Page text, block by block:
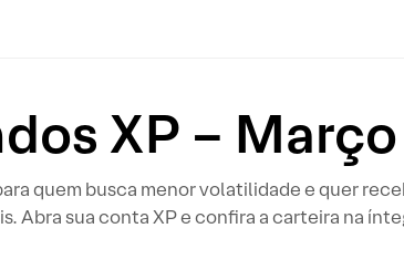
XP –
quem busca menor volatilidade e quer
Abra sua conta XP e confira a carteira na